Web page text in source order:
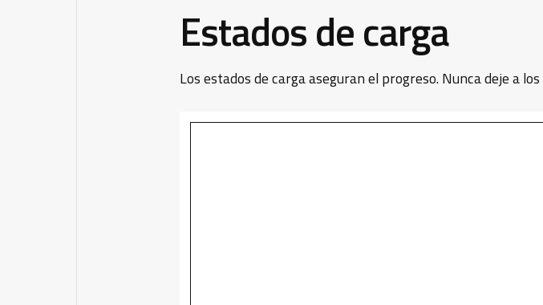
Estados de carga
Los estados de carga aseguran el progreso. Nunca deje a